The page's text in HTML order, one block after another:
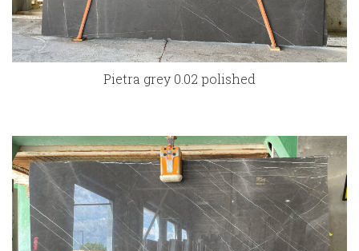
Pietra grey 0.02 polished